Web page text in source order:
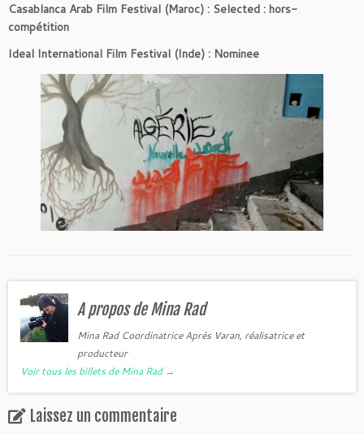
Casablanca Arab Film Festival (Maroc) : Selected : hors-
compétition
Ideal International Film Festival (Inde) : Nominee
A propos de Mina Rad
Mina Rad Coordinatrice Après Varan, réalisatrice et
producteur
Voir tous les billets de Mina Rad →
Laissez un commentaire